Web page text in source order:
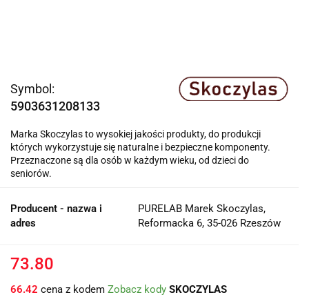
Symbol:
5903631208133
Marka Skoczylas to wysokiej jakości produkty, do produkcji
których wykorzystuje się naturalne i bezpieczne komponenty.
Przeznaczone są dla osób w każdym wieku, od dzieci do
seniorów.
Producent - nazwa i
adres
PURELAB Marek Skoczylas,
Reformacka 6, 35-026 Rzeszów
73.80
66.42 cena z kodem Zobacz kody SKOCZYLAS